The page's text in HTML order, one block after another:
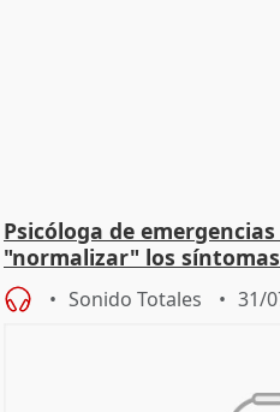
Psicóloga de
"normalizar" los
Sonido Totales 31/